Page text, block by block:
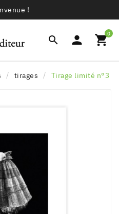
!
  0
tirages Tirage limité n°3